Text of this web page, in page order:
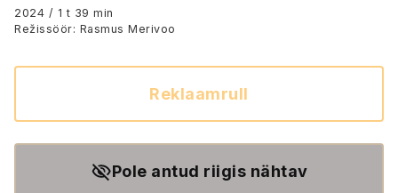
tagasitulek 17 osas
2024 / 1 t 39 min
Režissöör: Rasmus Merivoo
Reklaamrull
Pole antud riigis nähtav